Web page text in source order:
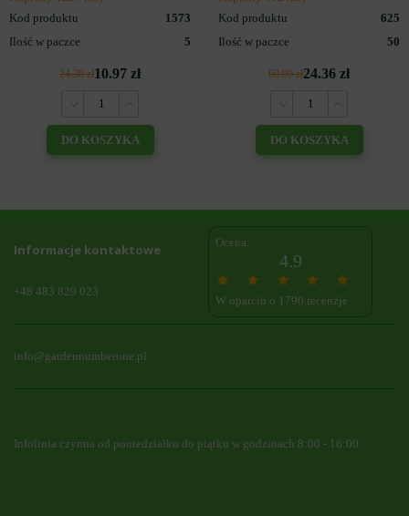
Kod produktu
1573
Ilość w paczce
5
24.38 zł10.97 zł
DO KOSZYKA
Kod produktu
625
Ilość w paczce
50
60.90 zł24.36 zł
DO KOSZYKA
Informacje kontaktowe
+48 483 829 023
Ocena:
4.9
W oparciu o 1790 recenzje
info@gardennumberone.pl
Infolinia czynna od poniedziałku do piątku w godzinach 8:00 - 16:00